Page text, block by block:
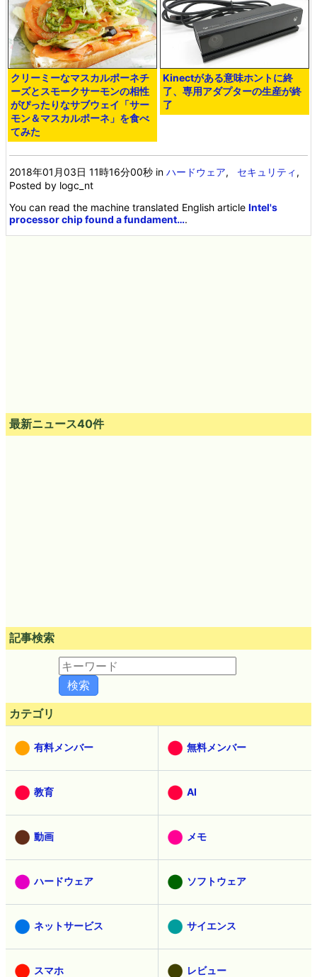
クリーミーなマスカルポーネチ
ーズとスモークサーモンの相性
がぴったりなサブウェイ「サー
モン＆マスカルポーネ」を食べ
てみた
Kinectがある意味ホントに終
了、専用アダプターの生産が終
了
2018年01月03日 11時16分00秒 inハードウェア, セキュリティ ,
Posted by logc_nt
You can read the machine translated English articleIntel's
processor chip found a fundament….
最新ニュース40件
記事検索
カテゴリ
有料メンバー 無料メンバー
教育 AI
動画 メモ
ハードウェア ソフトウェア
ネットサービス サイエンス
スマホ レビュー